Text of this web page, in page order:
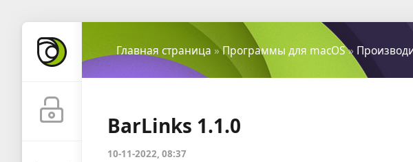
Главная страница »Программы для macOS»
BarLinks 1.1.0
10-11-2022, 08:37